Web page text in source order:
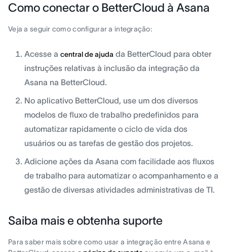
Como conectar o BetterCloud à Asana
Veja a seguir como configurar a integração:
Acesse a central de ajuda da BetterCloud para obter
instruções relativas à inclusão da integração da
Asana na BetterCloud.
No aplicativo BetterCloud, use um dos diversos
modelos de fluxo de trabalho predefinidos para
automatizar rapidamente o ciclo de vida dos
usuários ou as tarefas de gestão dos projetos.
Adicione ações da Asana com facilidade aos fluxos
de trabalho para automatizar o acompanhamento e a
gestão de diversas atividades administrativas de TI.
Saiba mais e obtenha suporte
Para saber mais sobre como usar a integração entre Asana e